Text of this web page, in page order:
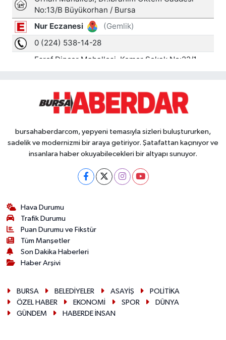
bursahaberdarcom, yepyeni temasıyla sizleri buluştururken,
sadelik ve modernizmi bir araya getiriyor. Şatafattan kaçınıyor ve
insanlara haber okuyabilecekleri bir altyapı sunuyor.
Hava Durumu
Trafik Durumu
Puan Durumu ve Fikstür
Tüm Manşetler
Son Dakika Haberleri
Haber Arşivi
BURSA BELEDİYELER ASAYİŞ
POLİTİKA
ÖZEL HABER
EKONOMİ SPOR
DÜNYA
GÜNDEM
HABERDE İNSAN